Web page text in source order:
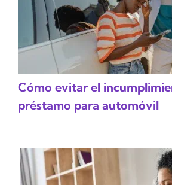
Cómo evitar el
préstamo para automóvil